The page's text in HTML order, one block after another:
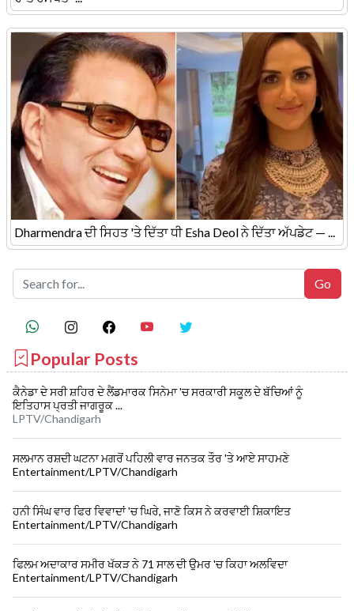
Dharmendra ਦੀ ਸਿਹਤ 'ਤੇ ਦਿੱਤਾ ਧੀ Esha Deol ਨੇ ਦਿੱਤਾ ਅੱਪਡੇਟ — ...
Popular Posts
ਕੈਨੇਡਾ ਦੇ ਸਰੀ ਸ਼ਹਿਰ ਦੇ ਲੈਂਡਮਾਰਕ ਸਿਨੇਮਾ 'ਚ ਸਰਕਾਰੀ ਸਕੂਲ ਦੇ ਬੱਚਿਆਂ ਨੂੰ
ਇਤਿਹਾਸ ਪ੍ਰਤੀ ਜਾਗਰੂਕ ...
LPTV/Chandigarh
ਸਲਮਾਨ ਰਸ਼ਦੀ ਘਟਨਾ ਮਗਰੋਂ ਪਹਿਲੀ ਵਾਰ ਜਨਤਕ ਤੌਰ 'ਤੇ ਆਏ ਸਾਹਮਣੇ
Entertainment/LPTV/Chandigarh
ਹਨੀ ਸਿੰਘ ਵਾਰ ਫਿਰ ਵਿਵਾਦਾਂ 'ਚ ਘਿਰੇ, ਜਾਣੋ ਕਿਸ ਨੇ ਕਰਵਾਈ ਸ਼ਿਕਾਇਤ
Entertainment/LPTV/Chandigarh
ਫਿਲਮ ਅਦਾਕਾਰ ਸਮੀਰ ਖੱਕੜ ਨੇ 71 ਸਾਲ ਦੀ ਉਮਰ 'ਚ ਕਿਹਾ ਅਲਵਿਦਾ
Entertainment/LPTV/Chandigarh